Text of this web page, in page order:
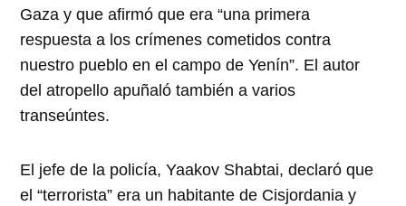
Gaza y que afirmó que era “una primera
respuesta a los crímenes cometidos contra
nuestro pueblo en el campo de Yenín”. El autor
del atropello apuñaló también a varios
transeúntes.
El jefe de la policía, Yaakov Shabtai, declaró que
el “terrorista” era un habitante de Cisjordania y